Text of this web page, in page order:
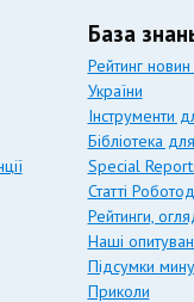
База
Рейтинг
України
Інструменти
Бібліотека
Special
Статті
Рейтинги,
Наші
Підсумки
Приколи